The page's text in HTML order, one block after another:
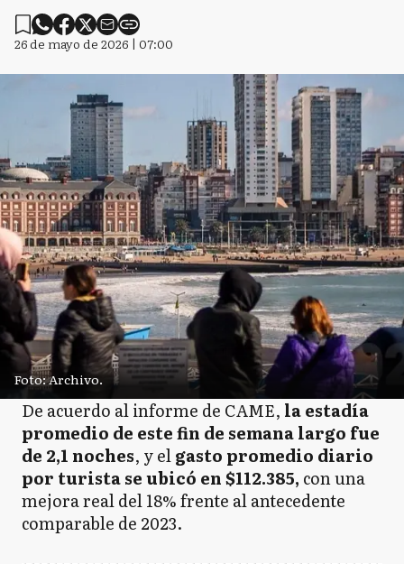
26 de mayo de 2026 | 07:00
Foto: Archivo.
De acuerdo al informe de CAME, la estadía
promedio de este fin de semana largo fue
de 2,1 noches, y elgasto promedio diario
por turista se ubicó en $112.385, con una
mejora real del 18% frente al antecedente
comparable de 2023.